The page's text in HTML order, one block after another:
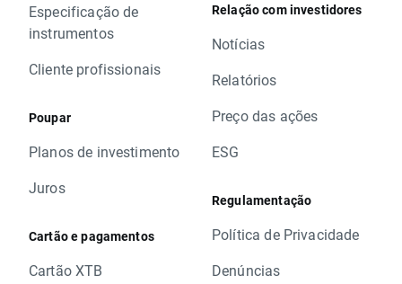
Especificação de
instrumentos
Cliente profissionais
Poupar
Planos de investimento
Juros
Cartão e pagamentos
Cartão XTB
Relação com investidores
Notícias
Relatórios
Preço das ações
ESG
Regulamentação
Política de Privacidade
Denúncias